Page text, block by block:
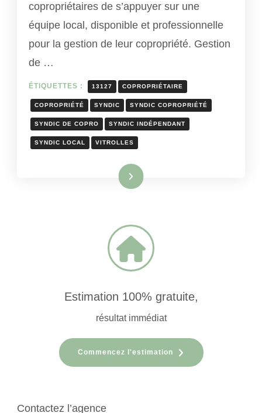
copropriétaires de s’appuyer sur une
équipe local, disponible et professionnelle
pour la gestion de leur copropriété. Gestion
de …
ÉTIQUETTES : 13127 COPROPRIÉTAIRE
COPROPRIÉTÉ SYNDIC SYNDIC COPROPRIÉTÉ
SYNDIC DE COPRO SYNDIC INDÉPENDANT
SYNDIC LOCAL VITROLLES
Lire la suite
Estimation 100% gratuite,
résultat immédiat
Commencez l'estimation
Contactez l’agence